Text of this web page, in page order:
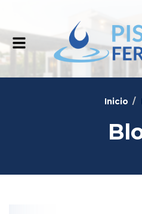
Alternar
navegación
Inicio